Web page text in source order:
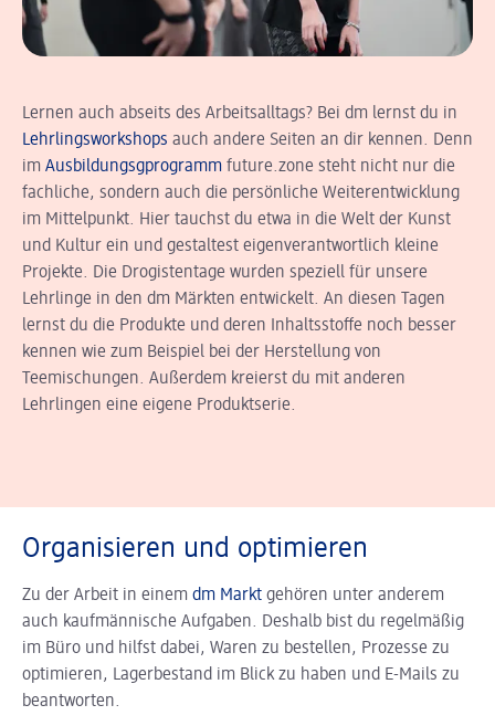
Lernen auch abseits des Arbeitsalltags? Bei dm lernst du in
Lehrlingsworkshops auch andere Seiten an dir kennen. Denn
im Ausbildungsgprogramm future.zone steht nicht nur die
fachliche, sondern auch die persönliche Weiterentwicklung
im Mittelpunkt. Hier tauchst du etwa in die Welt der Kunst
und Kultur ein und gestaltest eigenverantwortlich kleine
Projekte. Die Drogistentage wurden speziell für unsere
Lehrlinge in den dm Märkten entwickelt. An diesen Tagen
lernst du die Produkte und deren Inhaltsstoffe noch besser
kennen wie zum Beispiel bei der Herstellung von
Teemischungen. Außerdem kreierst du mit anderen
Lehrlingen eine eigene Produktserie.
Organisieren und optimieren
Zu der Arbeit in einem dm Markt gehören unter anderem
auch kaufmännische Aufgaben. Deshalb bist du regelmäßig
im Büro und hilfst dabei, Waren zu bestellen, Prozesse zu
optimieren, Lagerbestand im Blick zu haben und E-Mails zu
beantworten.